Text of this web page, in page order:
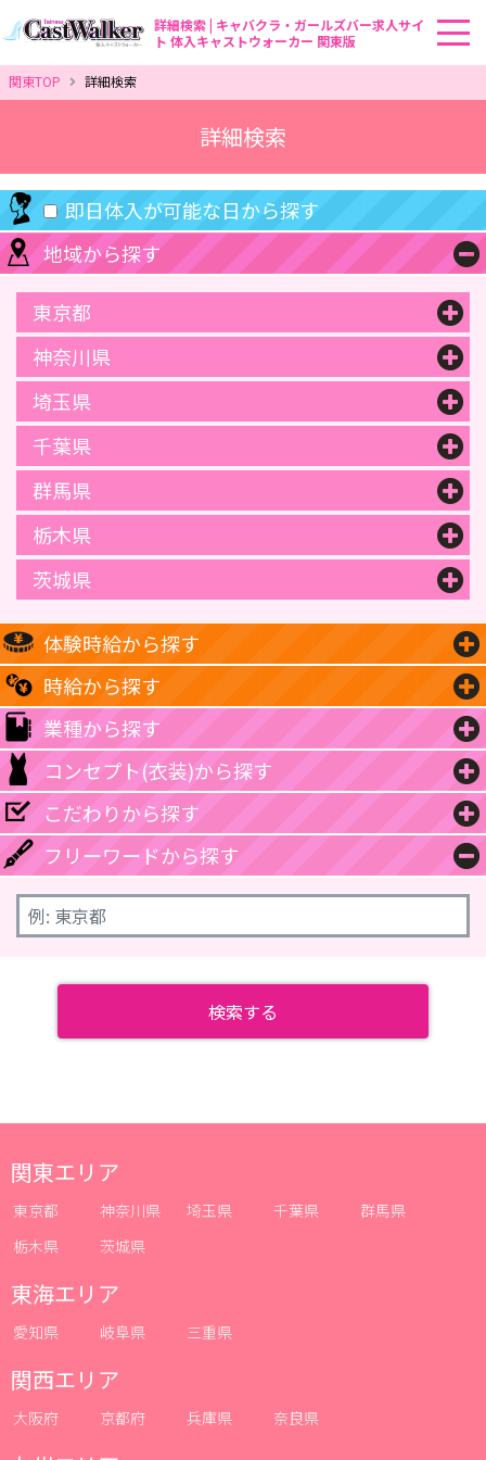
詳細検索 | キャバクラ・ガールズバー求人サイ
ト 体入キャストウォーカー 関東版
関東TOP 詳細検索
詳細検索
即日体入が可能な日から探す
08/08(土)
08/11(火) 08/12(水) 08/13(木)
08/14(金)
地域から探す
東京都
神奈川県
埼玉県
千葉県
群馬県
栃木県
茨城県
体験時給から探す
時給から探す
業種から探す
コンセプト(衣装)から探す
こだわりから探す
フリーワードから探す
関東エリア
東京都 神奈川県 埼玉県 千葉県
群馬県
栃木県
茨城県
東海エリア
愛知県 岐阜県 三重県
関西エリア
大阪府 京都府 兵庫県 奈良県